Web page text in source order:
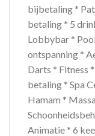
bijbetaling *
betaling * 5
Lobbybar *
ontspanning *
Darts * Fitness
betaling * Spa
Hamam *
Animatie * 6